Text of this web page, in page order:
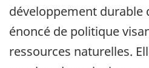
développement durable
énoncé de politique
ressources naturelles.